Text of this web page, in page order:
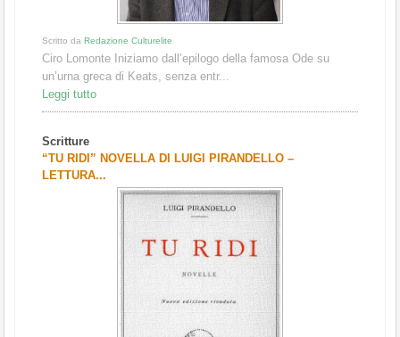
Scritto da Redazione Culturelite
Ciro Lomonte Iniziamo dall’epilogo della famosa Ode su
un’urna greca di Keats, senza entr...
Leggi tutto
Scritture
“TU RIDI” NOVELLA DI LUIGI PIRANDELLO –
LETTURA...